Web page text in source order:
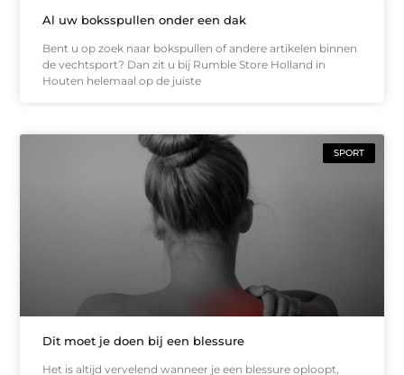
Al uw boksspullen onder een dak
Bent u op zoek naar bokspullen of andere artikelen binnen
de vechtsport? Dan zit u bij Rumble Store Holland in
Houten helemaal op de juiste
SPORT
Dit moet je doen bij een blessure
Het is altijd vervelend wanneer je een blessure oploopt,